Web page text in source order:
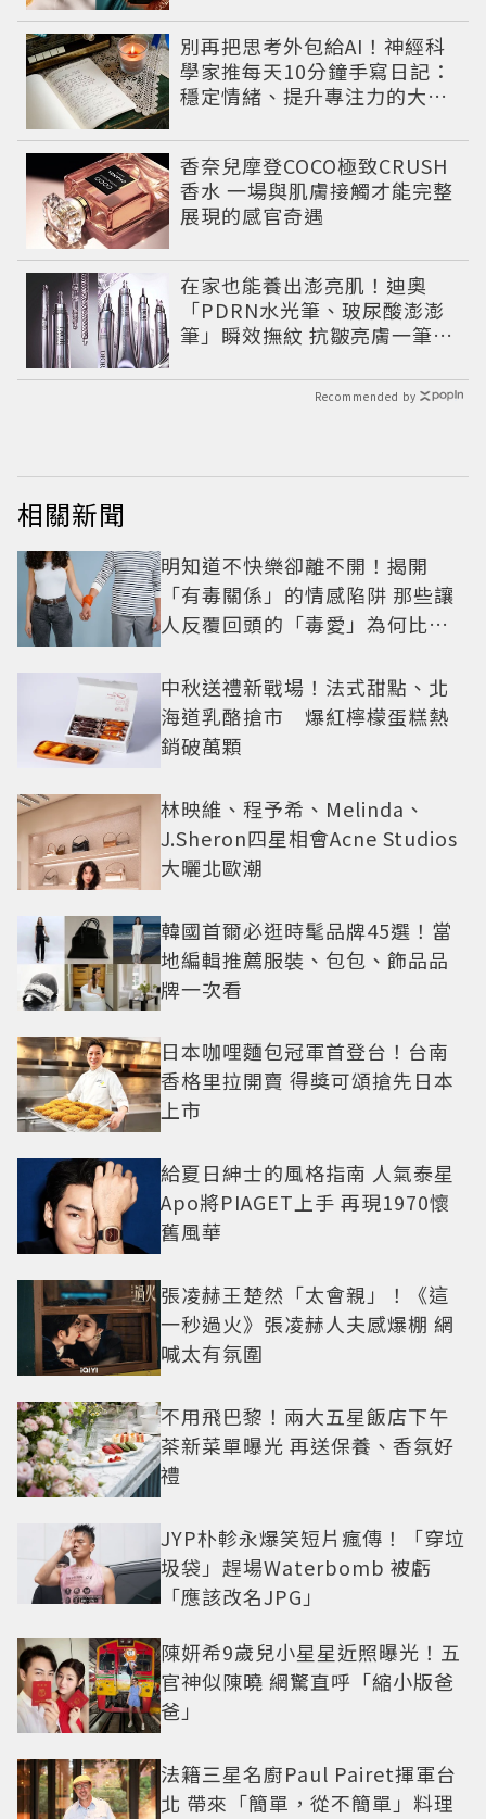
別再把思考外包給AI！神經科
學家推每天10分鐘手寫日記：
穩定情緒、提升專注力的大腦
香奈兒摩登COCO極致CRUSH
香水 一場與肌膚接觸才能完整
展現的感官奇遇
在家也能養出澎亮肌！迪奧
「PDRN水光筆、玻尿酸澎澎
筆」瞬效撫紋 抗皺亮膚一筆有
Recommended by
相關新聞
明知道不快樂卻離不開！揭開
「有毒關係」的情感陷阱 那些讓
人反覆回頭的「毒愛」為何比菸
中秋送禮新戰場！法式甜點、北
海道乳酪搶市 爆紅檸檬蛋糕熱
銷破萬顆
林映維、程予希、Melinda、
J.Sheron四星相會Acne Studios
大曬北歐潮
韓國首爾必逛時髦品牌45選！當
地編輯推薦服裝、包包、飾品品
牌一次看
日本咖哩麵包冠軍首登台！台南
香格里拉開賣 得獎可頌搶先日本
上市
給夏日紳士的風格指南 人氣泰星
Apo將PIAGET上手 再現1970懷
舊風華
張凌赫王楚然「太會親」！《這
一秒過火》張凌赫人夫感爆棚 網
喊太有氛圍
不用飛巴黎！兩大五星飯店下午
茶新菜單曝光 再送保養、香氛好
禮
JYP朴軫永爆笑短片瘋傳！「穿垃
圾袋」趕場Waterbomb 被虧
「應該改名JPG」
陳妍希9歲兒小星星近照曝光！五
官神似陳曉 網驚直呼「縮小版爸
爸」
法籍三星名廚Paul Pairet揮軍台
北 帶來「簡單，從不簡單」料理